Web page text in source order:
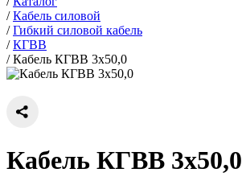
/Кабель силовой
/Гибкий силовой кабель
/КГВВ
/Кабель КГВВ 3х50,0
Кабель КГВВ 3х50,0